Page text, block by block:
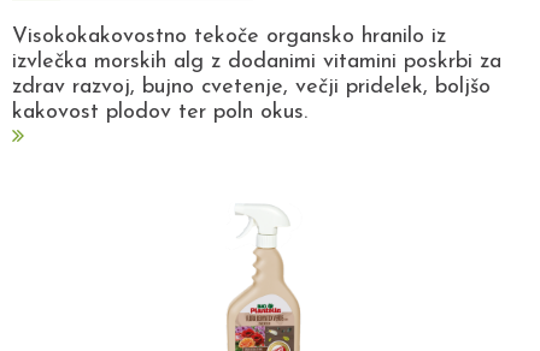
Visokokakovostno tekoče organsko hranilo iz
izvlečka morskih alg z dodanimi vitamini poskrbi za
zdrav razvoj, bujno cvetenje, večji pridelek, boljšo
kakovost plodov ter poln okus.